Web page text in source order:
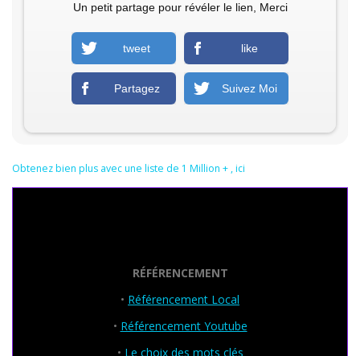
Un petit partage pour révéler le lien, Merci
tweet like
Partagez Suivez Moi
Obtenez bien plus avec une liste de 1 Million + , ici
RÉFÉRENCEMENT
• Référencement Local
• Référencement Youtube
• Le choix des mots clés